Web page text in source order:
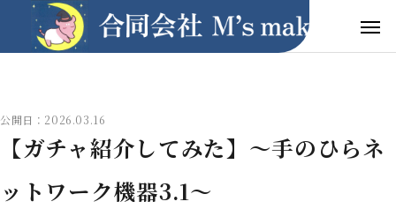
公開日：2026.03.16
【ガチャ紹介してみた】〜手のひらネ
ットワーク機器3.1〜